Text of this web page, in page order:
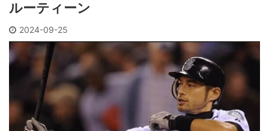
ルーティーン
2024-09-25